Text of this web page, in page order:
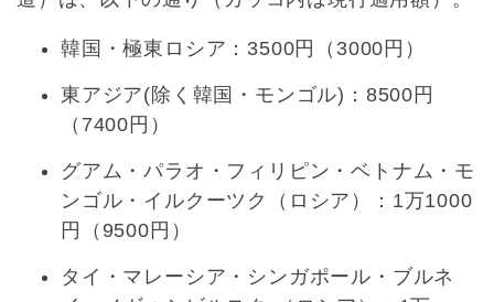
韓国・極東ロシア：3500円（3000円）
東アジア(除く韓国・モンゴル)：8500円
（7400円）
グアム・パラオ・フィリピン・ベトナム・モ
ンゴル・イルクーツク（ロシア）：1万1000
円（9500円）
タイ・マレーシア・シンガポール・ブルネ